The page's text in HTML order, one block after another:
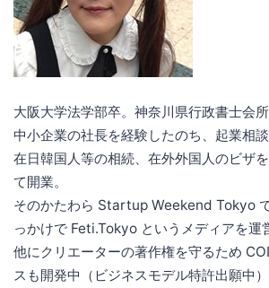
⼤阪⼤学法学部卒。神奈川県⾏政書⼠会
中⼩企業の社⻑を経験したのち、起業相
在⽇韓国⼈等の相続、在外外国⼈のビザ
て開業。
そのかたわら Startup Weekend Tokyo
っかけで Feti.Tokyo というメディアを運
他にクリエーターの著作権を守るため
スも開発中（ビジネスモデル特許出願中）